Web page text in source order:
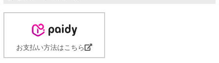
お支払い方法はこちら